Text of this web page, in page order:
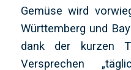
Gemüse wird
Württemberg und
dank der kurzen
Versprechen